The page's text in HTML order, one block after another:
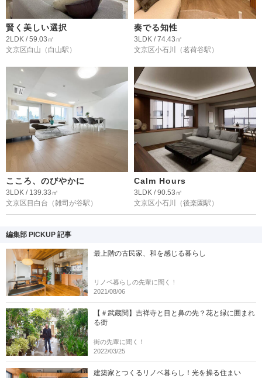
賢く美しい選択
2LDK / 59.03㎡
文京区白山 （白山駅）
奏でる知性
3LDK / 74.43㎡
文京区小石川
（茗荷谷駅）
こころ、のびやかに
3LDK / 139.33㎡
文京区目白台 （雑司が谷駅）
Calm Hours
3LDK / 90.53㎡
文京区小石川
（後楽園駅）
編集部 PICKUP 記事
最上階の古民家、和を感じる暮らし
リノベ暮らしの先輩に聞く！
2021/08/06
【＃武蔵関】吉祥寺と目と鼻の先？花と緑に囲まれ
る街
街の先輩に聞く！
2022/03/25
建築家とつくるリノベ暮らし！光を操る住まい